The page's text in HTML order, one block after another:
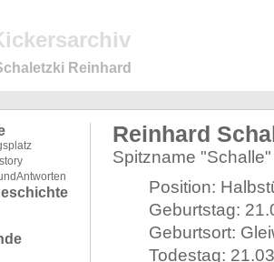
Reinhard
Reinhard
Spitzname "Schalle"
Position:
Geburtstag:
Geburtsort:
Todestag: